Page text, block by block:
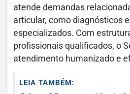
atende demandas
articular, como diagnósticos
especializados. Com
profissionais qualificados, o
atendimento humanizado e
LEIA TAMBÉM: